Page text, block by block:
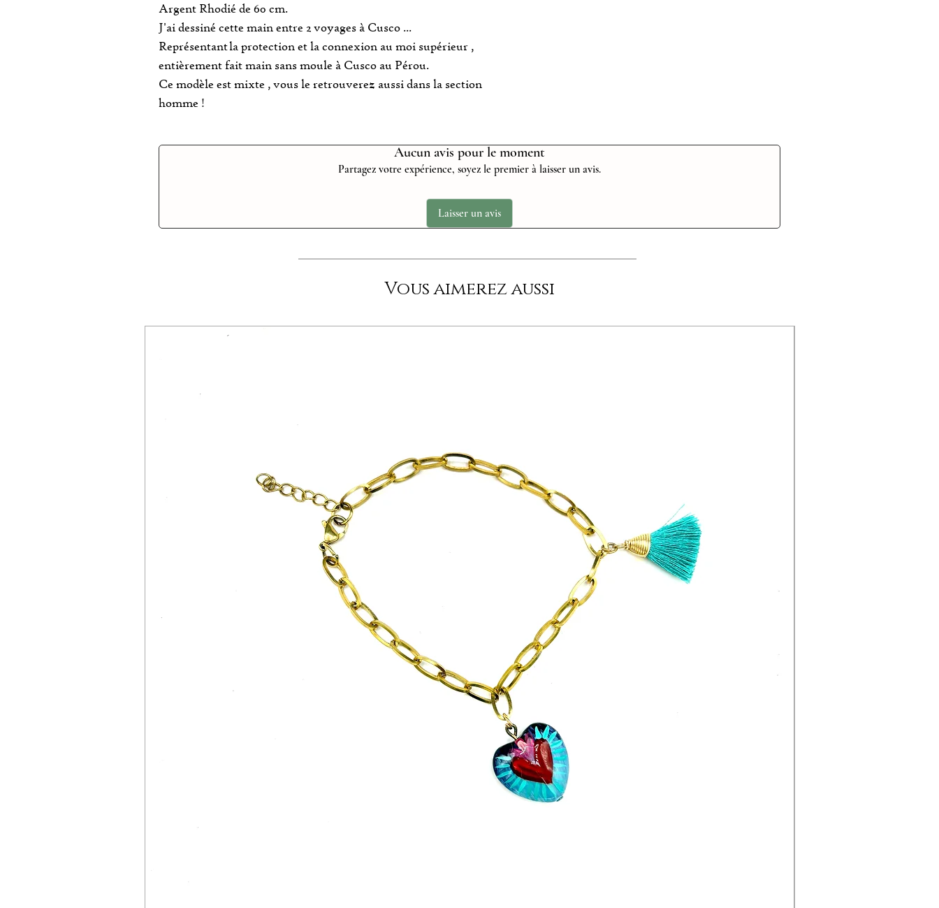
Argent Rhodié de 60 cm.
J'ai dessiné cette main entre 2 voyages à Cusco ...
Représentant la protection et la connexion au moi supérieur ,
entièrement fait main sans moule à Cusco au Pérou.
Ce modèle est mixte , vous le retrouverez aussi dans la section
homme !
Aucun avis pour le moment
Partagez votre expérience, soyez le premier à laisser un avis.
Laisser un avis
Vous aimerez aussi